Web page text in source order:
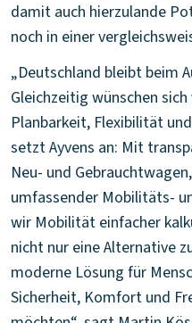
damit auch hierzulande
noch in einer
„Deutschland bleibt beim
Gleichzeitig wünschen
Planbarkeit, Flexibilität
setzt Ayvens an: Mit
Neu- und
umfassender Mobilitäts-
wir Mobilität einfacher
nicht nur eine Alternative
moderne Lösung für
Sicherheit, Komfort und